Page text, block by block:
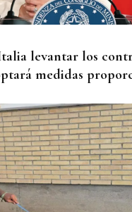
levantar los
medidas